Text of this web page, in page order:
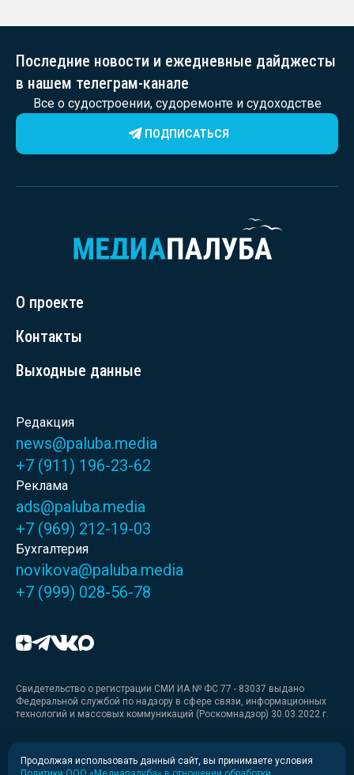
Последние новости и ежедневные дайджесты
в нашем телеграм-канале
Все о судостроении, судоремонте и судоходстве
ПОДПИСАТЬСЯ
О проекте
Контакты
Выходные данные
Редакция
news@paluba.media
+7 (911) 196-23-62
Реклама
ads@paluba.media
+7 (969) 212-19-03
Бухгалтерия
novikova@paluba.media
+7 (999) 028-56-78
Свидетельство о регистрации СМИ ИА № ФС 77 - 83037 выдано
Федеральной службой по надзору в сфере связи, информационных
технологий и массовых коммуникаций (Роскомнадзор) 30.03.2022 г.
Медиакит
Продолжая использовать данный сайт, вы принимаете условия